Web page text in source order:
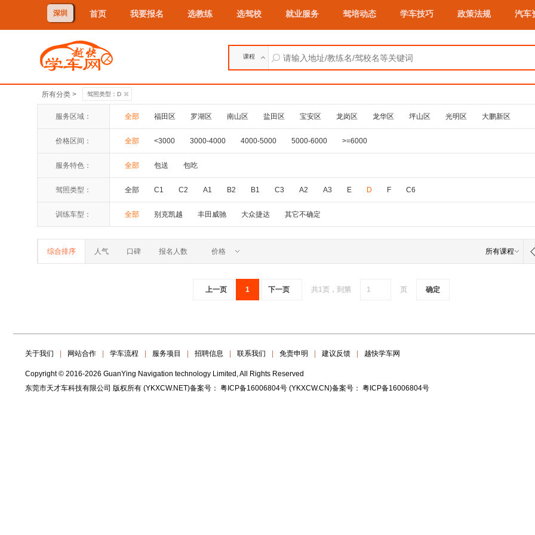
深圳 首页 我要报名 选教练 选驾校 就业服务 驾培动态 学车技巧 政策法规 汽车
课程
所有分类 > 驾照类型：D
服务区域： 全部 福田区 罗湖区 南山区 盐田区 宝安区 龙岗区 龙华区 坪山区 光明区 大鹏新区
价格区间： 全部 <3000 3000-4000 4000-5000 5000-6000 >=6000
服务特色： 全部 包送 包吃
驾照类型： 全部 C1 C2 A1 B2 B1 C3 A2 A3 E D F C6
训练车型： 全部 别克凯越 丰田威驰 大众捷达 其它不确定
综合排序 人气 口碑 报名人数 价格 所有课程
上一页 1 下一页 共1页，到第 页 确定
关于我们 网站合作 学车流程 服务项目 招聘信息 联系我们 免责申明 建议反馈 越快学车网
Copyright © 2016-2026 GuanYing Navigation technology Limited, All Rights Reserved
东莞市天才车科技有限公司 版权所有 (YKXCW.NET)备案号： 粤ICP备16006804号 (YKXCW.CN)备案号： 粤ICP备16006804号